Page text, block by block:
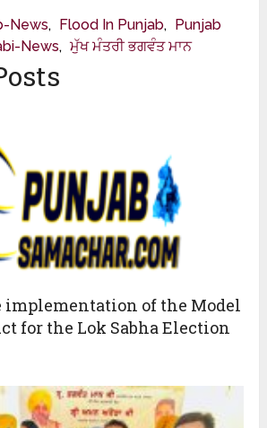
News, Flood In Punjab,
Punjab
News, ਮੁੱਖ ਮੰਤਰੀ ਭਗਵੰਤ ਮਾਨ
of the Model
for the Lok Sabha Election